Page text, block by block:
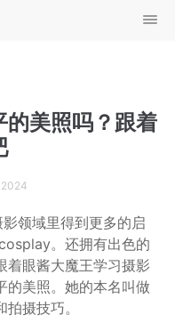
的美照吗？跟着
2024
领域里得到更多的启
。还拥有出色的
着眼酱大魔王学习摄影
的美照。她的本名叫做
摄技巧。